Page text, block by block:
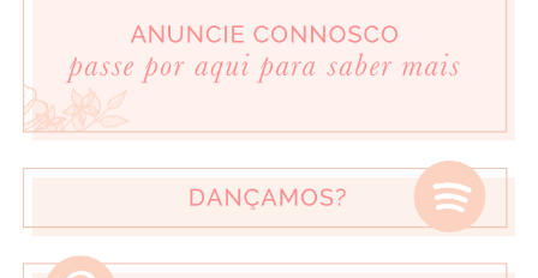
mais felizes deste ano com muito amor e repletos de paixão!
3 de Fevereiro de 2014
JOANA MORENO
Faz-me falta porque ADORO!
3 de Fevereiro de 2014
SOFIA GARIM